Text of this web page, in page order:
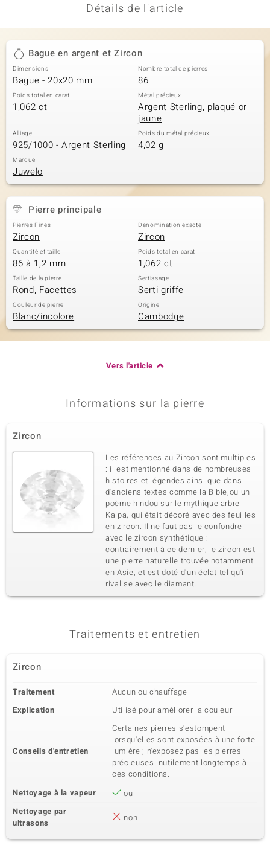
Détails de l'article
Bague en argent et Zircon
Dimensions
Bague - 20x20 mm
Nombre total de pierres
86
Poids total en carat
1,062 ct
Métal précieux
Argent Sterling, plaqué or
jaune
Alliage
925/1000 - Argent Sterling
Poids du métal précieux
4,02 g
Marque
Juwelo
Pierre principale
Pierres Fines
Zircon
Dénomination exacte
Zircon
Quantité et taille
86 à 1,2 mm
Poids total en carat
1,062 ct
Taille de la pierre
Rond, Facettes
Sertissage
Serti griffe
Couleur de pierre
Blanc/incolore
Origine
Cambodge
Vers l'article
Informations sur la pierre
Zircon
Les références au Zircon sont multiples
: il est mentionné dans de nombreuses
histoires et légendes ainsi que dans
d'anciens textes comme la Bible,ou un
poème hindou sur le mythique arbre
Kalpa, qui était décoré avec des feuilles
en zircon. Il ne faut pas le confondre
avec le zircon synthétique :
contrairement à ce dernier, le zircon est
une pierre naturelle trouvée notamment
en Asie, et est doté d'un éclat tel qu'il
rivalise avec le diamant.
Traitements et entretien
Zircon
Traitement
Aucun ou chauffage
Explication
Utilisé pour améliorer la couleur
Conseils d'entretien
Certaines pierres s'estompent
lorsqu'elles sont exposées à une forte
lumière ; n'exposez pas les pierres
précieuses inutilement longtemps à
ces conditions.
Nettoyage à la vapeur
oui
Nettoyage par
ultrasons
non